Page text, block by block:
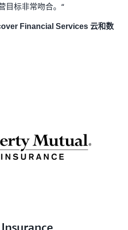
目标非常吻合。“
Financial Services 云和数